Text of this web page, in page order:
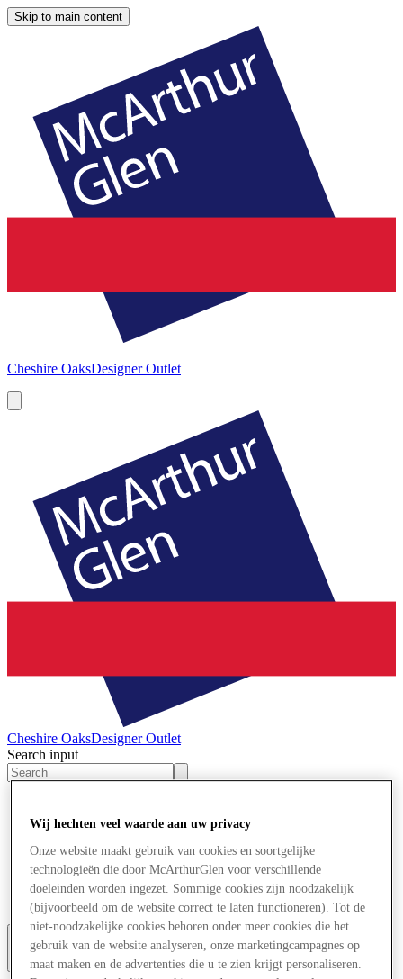
Skip to main content
Cheshire OaksDesigner Outlet
Cheshire OaksDesigner Outlet
Search input
Aanbiedingen
Wat is er aan
Eet & Drink
Cadeaubonnen
Diensten
More
Wij hechten veel waarde aan uw privacy
Onze website maakt gebruik van cookies en soortgelijke
technologieën die door McArthurGlen voor verschillende
doeleinden worden ingezet. Sommige cookies zijn noodzakelijk
(bijvoorbeeld om de website correct te laten functioneren). Tot de
niet-noodzakelijke cookies behoren onder meer cookies die het
gebruik van de website analyseren, onze marketingcampagnes op
maat maken en de advertenties die u te zien krijgt personaliseren.